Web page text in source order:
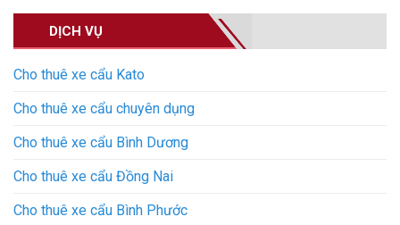
DỊCH VỤ
Cho thuê xe cẩu Kato
Cho thuê xe cẩu chuyên dụng
Cho thuê xe cẩu Bình Dương
Cho thuê xe cẩu Đồng Nai
Cho thuê xe cẩu Bình Phước